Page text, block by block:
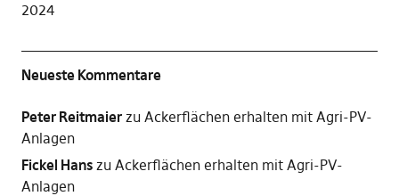
2024
Neueste Kommentare
Peter Reitmaierzu Ackerflächen erhalten mit Agri-PV-
Anlagen
Fickel Hanszu Ackerflächen erhalten mit Agri-PV-
Anlagen